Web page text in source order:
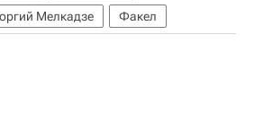
Мелкадзе Факел